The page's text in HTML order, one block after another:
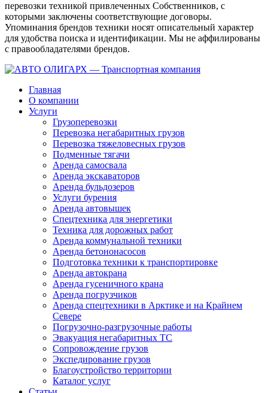
перевозки техникой привлеченных Собственников, с
которыми заключены соответствующие договоры.
Упоминания брендов техники носят описательный характер
для удобства поиска и идентификации. Мы не аффилированы
с правообладателями брендов.
Главная
О компании
Услуги
Грузоперевозки
Перевозка негабаритных грузов
Перевозка тяжеловесных грузов
Подменные тягачи
Аренда самосвала
Аренда экскаваторов
Аренда бульдозеров
Услуги бурения
Аренда автовышек
Спецтехника для энергетики
Техника для дорожных работ
Аренда коммунальной техники
Аренда бетононасосов
Подготовка техники к транспортировке
Аренда автокрана
Аренда гусеничного крана
Аренда погрузчиков
Аренда спецтехники в Арктике и на Крайнем
Севере
Погрузочно-разгрузочные работы
Эвакуация негабаритных ТС
Сопровождение грузов
Экспедирование грузов
Благоустройство территории
Каталог услуг